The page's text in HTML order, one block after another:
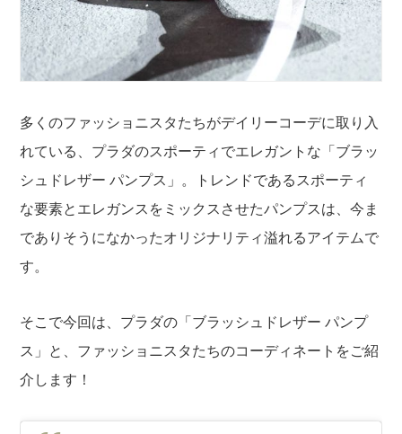
多くのファッショニスタたちがデイリーコーデに取り入
れている、プラダのスポーティでエレガントな「ブラッ
シュドレザー パンプス」。トレンドであるスポーティ
な要素とエレガンスをミックスさせたパンプスは、今ま
でありそうになかったオリジナリティ溢れるアイテムで
す。
そこで今回は、プラダの「ブラッシュドレザー パンプ
ス」と、ファッショニスタたちのコーディネートをご紹
介します！